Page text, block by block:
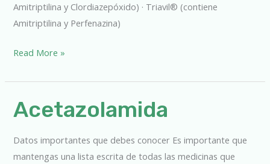
Amitriptilina y Clordiazepóxido) · Triavil® (contiene
Amitriptilina y Perfenazina)
Read More »
Acetazolamida
Datos importantes que debes conocer Es importante que
mantengas una lista escrita de todas las medicinas que
Acetazolamida